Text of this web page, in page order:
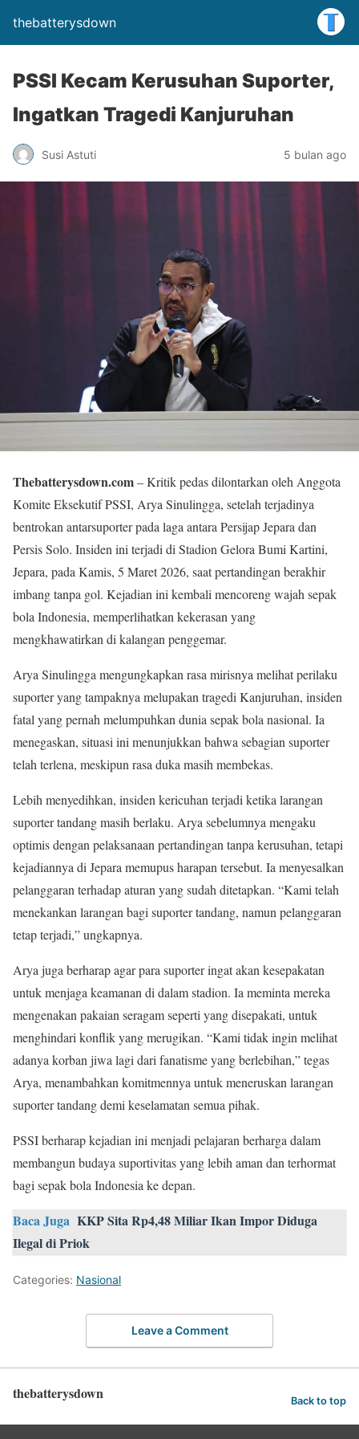
thebatterysdown
PSSI Kecam Kerusuhan Suporter,
Ingatkan Tragedi Kanjuruhan
Susi Astuti 5 bulan ago
Thebatterysdown.com– Kritik pedas dilontarkan oleh Anggota
Komite Eksekutif PSSI, Arya Sinulingga, setelah terjadinya
bentrokan antarsuporter pada laga antara Persijap Jepara dan
Persis Solo. Insiden ini terjadi di Stadion Gelora Bumi Kartini,
Jepara, pada Kamis, 5 Maret 2026, saat pertandingan berakhir
imbang tanpa gol. Kejadian ini kembali mencoreng wajah sepak
bola Indonesia, memperlihatkan kekerasan yang
mengkhawatirkan di kalangan penggemar.
Arya Sinulingga mengungkapkan rasa mirisnya melihat perilaku
suporter yang tampaknya melupakan tragedi Kanjuruhan, insiden
fatal yang pernah melumpuhkan dunia sepak bola nasional. Ia
menegaskan, situasi ini menunjukkan bahwa sebagian suporter
telah terlena, meskipun rasa duka masih membekas.
Lebih menyedihkan, insiden kericuhan terjadi ketika larangan
suporter tandang masih berlaku. Arya sebelumnya mengaku
optimis dengan pelaksanaan pertandingan tanpa kerusuhan, tetapi
kejadiannya di Jepara memupus harapan tersebut. Ia menyesalkan
pelanggaran terhadap aturan yang sudah ditetapkan. “Kami telah
menekankan larangan bagi suporter tandang, namun pelanggaran
tetap terjadi,” ungkapnya.
Arya juga berharap agar para suporter ingat akan kesepakatan
untuk menjaga keamanan di dalam stadion. Ia meminta mereka
mengenakan pakaian seragam seperti yang disepakati, untuk
menghindari konflik yang merugikan. “Kami tidak ingin melihat
adanya korban jiwa lagi dari fanatisme yang berlebihan,” tegas
Arya, menambahkan komitmennya untuk meneruskan larangan
suporter tandang demi keselamatan semua pihak.
PSSI berharap kejadian ini menjadi pelajaran berharga dalam
membangun budaya suportivitas yang lebih aman dan terhormat
bagi sepak bola Indonesia ke depan.
Baca Juga KKP Sita Rp4,48 Miliar Ikan Impor Diduga
Ilegal di Priok
Categories: Nasional
Leave a Comment
thebatterysdown Back to top